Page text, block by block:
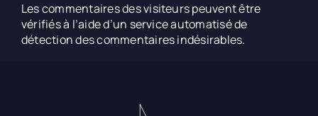
Les commentaires des visiteurs peuvent être
vérifiés à l’aide d’un service automatisé de
détection des commentaires indésirables.